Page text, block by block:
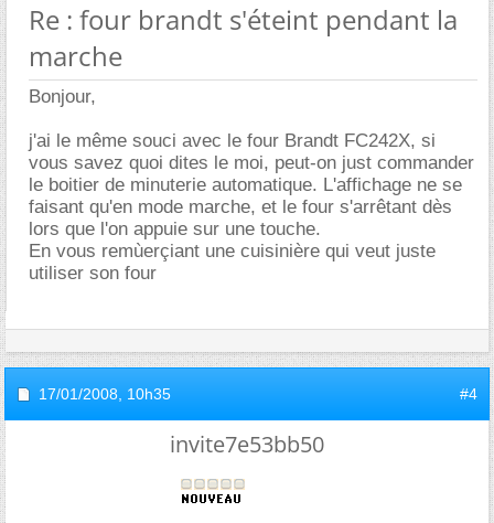
Re : four brandt s'éteint pendant la
marche
Bonjour,
j'ai le même souci avec le four Brandt FC242X, si
vous savez quoi dites le moi, peut-on just commander
le boitier de minuterie automatique. L'affichage ne se
faisant qu'en mode marche, et le four s'arrêtant dès
lors que l'on appuie sur une touche.
En vous remùerçiant une cuisinière qui veut juste
utiliser son four
17/01/2008, 10h35 #4
invite7e53bb50